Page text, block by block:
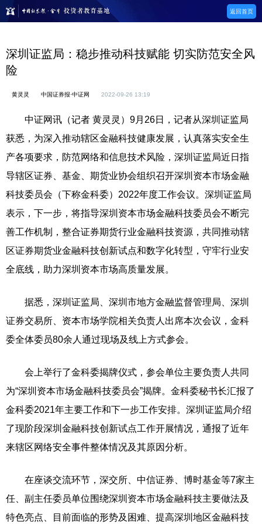
返回首页
深圳证监局：稳步推动科技赋能 切实防范安全风
险
黄灵灵 中国证券报·中证网 2022-09-26 13:19
中证网讯（记者 黄灵灵）9月26日，记者从深圳证监局
获悉，为深入推动辖区金融科技健康发展，认真落实安全生
产各项要求，防范网络和信息技术风险，深圳证监局近日指
导辖区证券、基金、期货业协会组织召开深圳资本市场金融
科技委员会（下称金科委）2022年度工作会议。深圳证监局
表示，下一步，将指导深圳资本市场金融科技委员会不断完
善工作机制，整合证券期货行业金融科技资源，共同推动辖
区证券期货业金融科技创新试点和数字化转型，守牢行业安
全底线，助力深圳资本市场高质量发展。
据悉，深圳证监局、深圳市地方金融监督管理局、深圳
证券交易所、资本市场学院相关负责人出席本次会议，金科
委全体委员80余人通过现场及线上方式参会。
会上举行了金科委揭牌仪式，参会单位主要负责人共同
为“深圳资本市场金融科技委员会”揭牌。金科委秘书长汇报了
金科委2021年主要工作和下一步工作安排。深圳证监局介绍
了现阶段深圳金融科技创新试点工作开展情况，通报了近年
来辖区网络安全事件整体情况及其原因分析。
在座谈交流环节，深交所、中信证券、博时基金等7家主
任、副主任委员单位围绕深圳资本市场金融科技主要做法及
特色亮点、目前面临的形势及困难、提高深圳地区金融科技